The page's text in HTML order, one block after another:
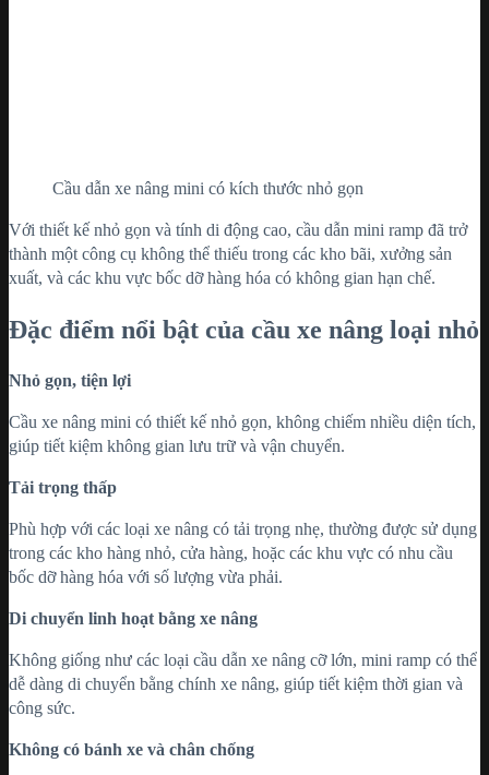
Cầu dẫn xe nâng mini có kích thước nhỏ gọn
Với thiết kế nhỏ gọn và tính di động cao, cầu dẫn mini ramp đã trở
thành một công cụ không thể thiếu trong các kho bãi, xưởng sản
xuất, và các khu vực bốc dỡ hàng hóa có không gian hạn chế.
Đặc điểm nổi bật của cầu xe nâng loại nhỏ
Nhỏ gọn, tiện lợi
Cầu xe nâng mini có thiết kế nhỏ gọn, không chiếm nhiều diện tích,
giúp tiết kiệm không gian lưu trữ và vận chuyển.
Tải trọng thấp
Phù hợp với các loại xe nâng có tải trọng nhẹ, thường được sử dụng
trong các kho hàng nhỏ, cửa hàng, hoặc các khu vực có nhu cầu
bốc dỡ hàng hóa với số lượng vừa phải.
Di chuyển linh hoạt bằng xe nâng
Không giống như các loại cầu dẫn xe nâng cỡ lớn, mini ramp có thể
dễ dàng di chuyển bằng chính xe nâng, giúp tiết kiệm thời gian và
công sức.
Không có bánh xe và chân chống